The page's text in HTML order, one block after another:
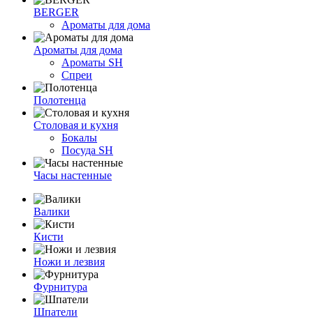
BERGER
Ароматы для дома
Ароматы для дома
Ароматы SH
Спреи
Полотенца
Столовая и кухня
Бокалы
Посуда SH
Часы настенные
Валики
Кисти
Ножи и лезвия
Фурнитура
Шпатели